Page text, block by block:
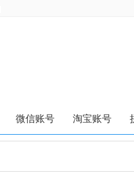
微信账号 淘宝账号